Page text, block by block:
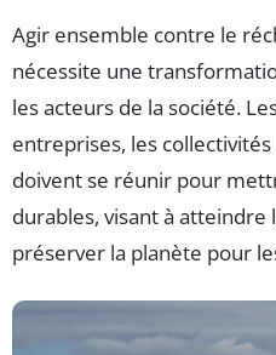
Agir ensemble contre le
nécessite une
les acteurs de la société.
entreprises, les
doivent se réunir pour
durables, visant à atteindre
préserver la planète pour